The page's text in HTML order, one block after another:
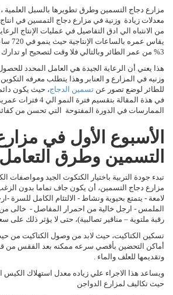
مزارع دجاج التسمين وطرق تطويرها بالسبل
معدلات زيادة وزنية في مزارع دجاج التمسين في
من الانتباه الي ادق التفاصيل في عمليات الإنتاج
يقاس
3% من عمر الطائر وبالتالي فلا وقت لتصحيح او تدارك الاخطاء.
هذا يعني أن الرعاية الجيدة هي العامل المحدد
وزنيه في المزارع و العنابر وهذا يتطلب معرفه التكوين
للطائر لوضع تصور عن تسمين الدجاج، حيث يكون
في هذة المقالة بتقسيم
الممارسات في الدورة المفتوحة التي تحسن من
الأسبوع الأول في
التسمين وطرق
تبدء جودة التربية باختيار الكتكوت الجيد ومواصفات
مزارع دجاج التسمين، أن يكون جاف تماما بدون
لامعة - يتمتع بحيوية ونشاط - الالتئام الكامل للسرة
الملمس - ارجل خالية من احمرار المفاصل - خالى
رقبة ملتوية – مناقير تصالبية)، حتى لا يؤثر ذلك على
تسكين الكتاكيت، حيث لابد من وصول الكتاكيت من
أماكن التحضين بأقصي سرعه ممكنه بعد الفقس من
وتقديمها للعلف والماء .
ويساعد هذا الاجراء علي زياده معدل استهلاك
حيث تكاليف لمزارع الدواجن